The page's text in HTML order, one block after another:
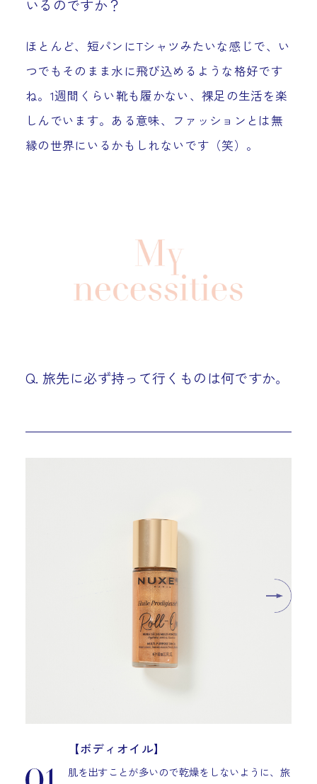
いるのですか？
ほとんど、短パンにTシャツみたいな感じで、い
つでもそのまま水に飛び込めるような格好です
ね。1週間くらい靴も履かない、裸足の生活を楽
しんでいます。ある意味、ファッションとは無
縁の世界にいるかもしれないです（笑）。
Q. 旅先に必ず持って行くものは何ですか。
【ボディオイル】
肌を出すことが多いので乾燥をしないように、旅